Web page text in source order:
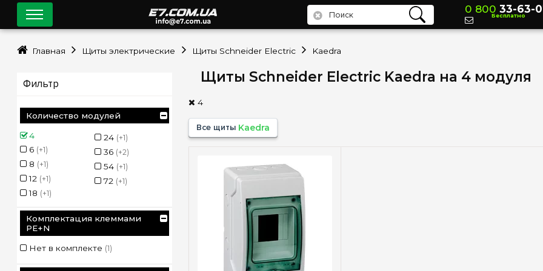
Щиты Schneider Electric Kaedra на 4 модуля
4
Все щиты Kaedra
Фильтр
Количество модулей
4
6 (+1)
8 (+1)
12 (+1)
18 (+1)
24 (+1)
36 (+2)
54 (+1)
72 (+1)
Комплектация клеммами
PE+N
Нет в комплекте (1)
0 800 33-63-
Бесплатно
Главная Щиты электрические Щиты Schneider Electric Kaedra